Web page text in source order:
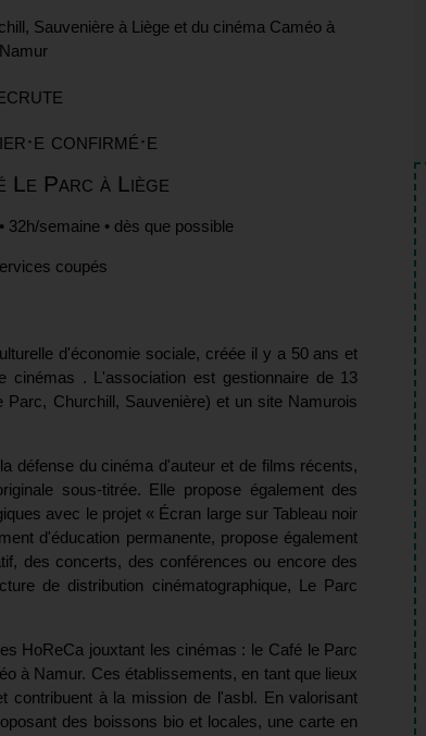
Sauvenière à Liège et du cinéma Caméo à
Namur
confirmé·e
Le Parc à Liège
32h/semaine • dès que possible
coupés
d'économie sociale, créée il y a 50 ans et
cinémas . L'association est gestionnaire de13
Parc, Churchill, Sauvenière) et un site Namurois
défense du cinéma d'auteur et de films récents,
sous-titrée. Elle propose également des
avec le projet « Écran large sur Tableau noir
d'éducation permanente, propose également
des concerts, des conférences ou encore des
de distribution cinématographique, Le Parc
HoReCa jouxtant les cinémas :
le Café le Parc
à Namur. Ces établissements, en tant que lieux
contribuent à la mission de l'asbl. En valorisant
des boissons bio et locales, une carte en